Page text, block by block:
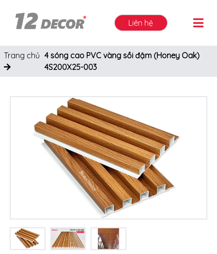
Liên hệ
Trang chủ 4 sóng cao PVC vàng sồi đậm (Honey Oak)
4S200X25-003